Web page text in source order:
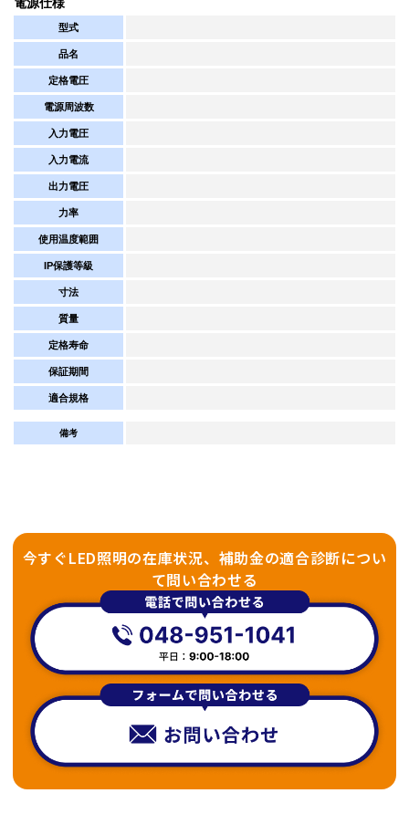
電源仕様
型式
品名
定格電圧
電源周波数
入力電圧
入力電流
出力電圧
力率
使用温度範囲
IP保護等級
寸法
質量
定格寿命
保証期間
適合規格
備考
今すぐLED照明の在庫状況、補助金の適合診断につい
て問い合わせる